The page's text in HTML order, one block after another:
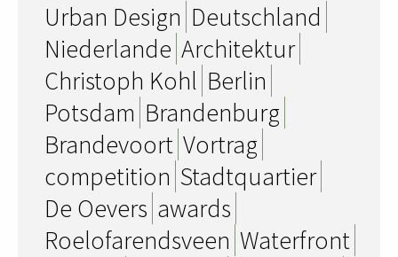
Urban Design Deutschland
Niederlande Architektur
Christoph Kohl Berlin
Potsdam Brandenburg
Brandevoort Vortrag
competition Stadtquartier
De Oevers awards
Roelofarendsveen Waterfront